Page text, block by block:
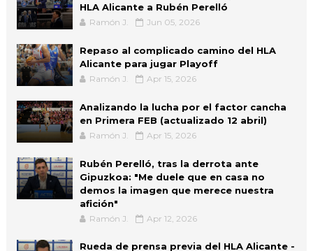
HLA Alicante a Rubén Perelló
Ramón J. Jun 05, 2026
Repaso al complicado camino del HLA
Alicante para jugar Playoff
Ramón J. Apr 15, 2026
Analizando la lucha por el factor cancha
en Primera FEB (actualizado 12 abril)
Ramón J. Apr 15, 2026
Rubén Perelló, tras la derrota ante
Gipuzkoa: "Me duele que en casa no
demos la imagen que merece nuestra
afición"
Ramón J. Apr 12, 2026
Rueda de prensa previa del HLA Alicante -